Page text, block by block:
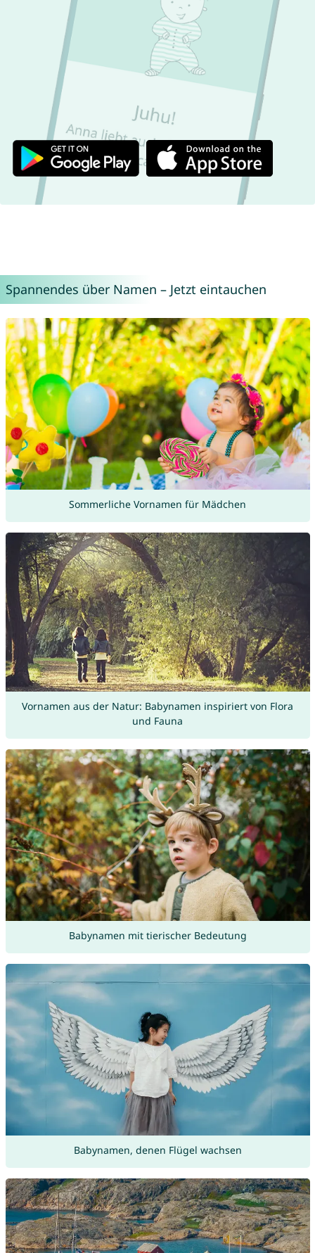
Spannendes über Namen – Jetzt eintauchen
Sommerliche Vornamen für Mädchen
Vornamen aus der Natur: Babynamen inspiriert von Flora
und Fauna
Babynamen mit tierischer Bedeutung
Babynamen, denen Flügel wachsen